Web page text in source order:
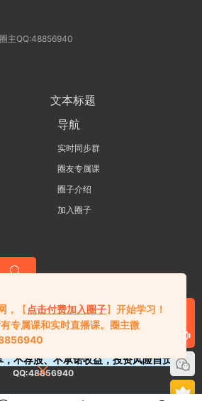
主QQ:48856940
文本标题
导航
实时同步群
圈友专属课
圈子介绍
加入圈子
财一站
不荐股、不承诺收益，投资风险自负。
QQ:48856940
， 【 点击付费加入圈子】开始学习！
专属课和实时直播课。 圈主微